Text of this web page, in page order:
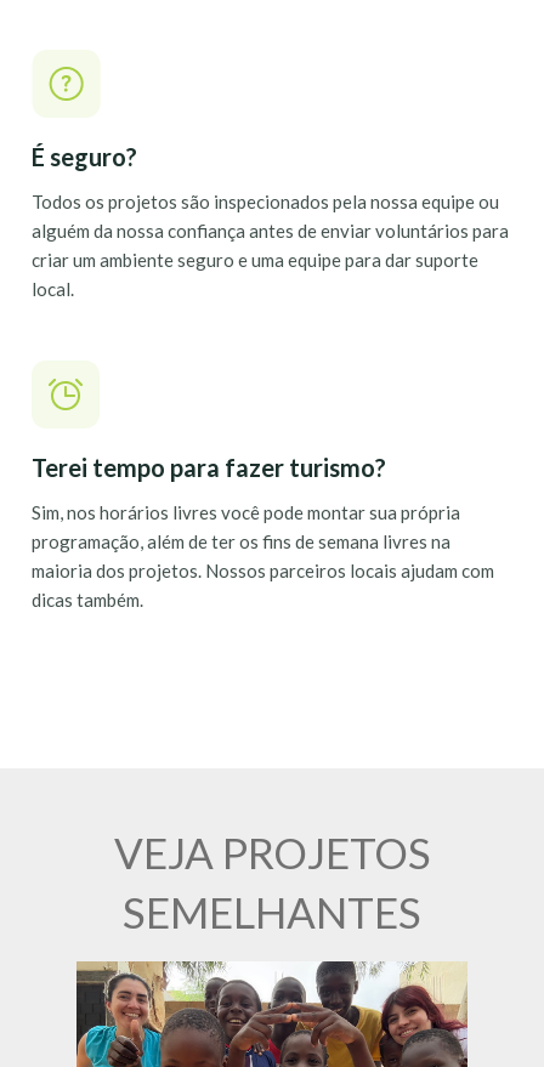
É seguro?
Todos os projetos são inspecionados pela nossa equipe ou
alguém da nossa confiança antes de enviar voluntários para
criar um ambiente seguro e uma equipe para dar suporte
local.
Terei tempo para fazer turismo?
Sim, nos horários livres você pode montar sua própria
programação, além de ter os fins de semana livres na
maioria dos projetos. Nossos parceiros locais ajudam com
dicas também.
VEJA PROJETOS
SEMELHANTES